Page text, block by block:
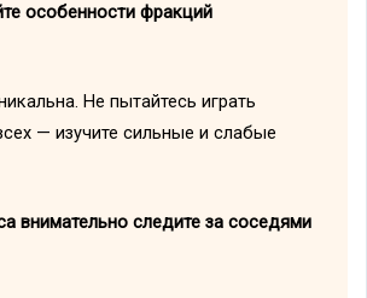
особенности фракций
Не пытайтесь играть
— изучите сильные и слабые
внимательно следите за соседями